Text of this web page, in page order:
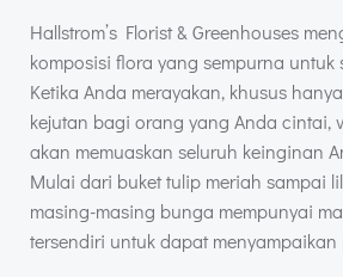
Hallstrom’s Florist & Greenhouses
komposisi flora yang sempurna untuk
Ketika Anda merayakan, khusus
kejutan bagi orang yang Anda cintai,
akan memuaskan seluruh keinginan
Mulai dari buket tulip meriah sampai
masing-masing bunga mempunyai
tersendiri untuk dapat menyampaikan